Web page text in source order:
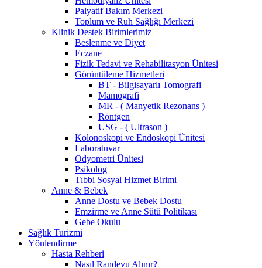
Palyatif Bakım Merkezi
Toplum ve Ruh Sağlığı Merkezi
Klinik Destek Birimlerimiz
Beslenme ve Diyet
Eczane
Fizik Tedavi ve Rehabilitasyon Ünitesi
Görüntüleme Hizmetleri
BT - Bilgisayarlı Tomografi
Mamografi
MR - ( Manyetik Rezonans )
Röntgen
USG - ( Ultrason )
Kolonoskopi ve Endoskopi Ünitesi
Laboratuvar
Odyometri Ünitesi
Psikolog
Tıbbi Sosyal Hizmet Birimi
Anne & Bebek
Anne Dostu ve Bebek Dostu
Emzirme ve Anne Sütü Politikası
Gebe Okulu
Sağlık Turizmi
Yönlendirme
Hasta Rehberi
Nasıl Randevu Alınır?